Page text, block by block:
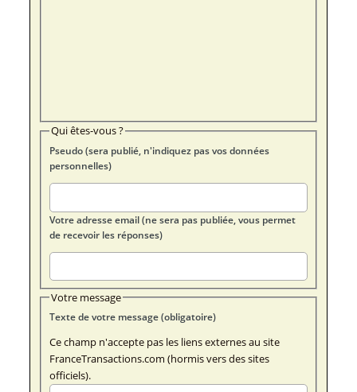
Qui êtes-vous ?
Pseudo (sera publié, n'indiquez pas vos données
personnelles)
Votre adresse email (ne sera pas publiée, vous permet
de recevoir les réponses)
Votre message
Texte de votre message (obligatoire)
Ce champ n'accepte pas les liens externes au site
FranceTransactions.com (hormis vers des sites
officiels).